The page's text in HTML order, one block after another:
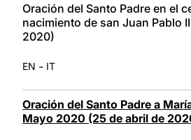
Oración del Santo Padre en el
nacimiento de san Juan Pablo
2020)
EN - IT
Oración del Santo Padre a
Mayo 2020 (25 de abril de